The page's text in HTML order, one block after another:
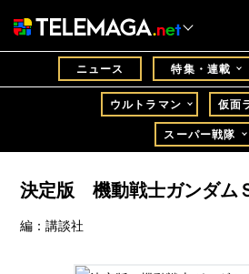
ニュース 特集・連載
ウルトラマン
仮面
スーパー戦隊
決定版 機動戦士ガンダム
編：講談社